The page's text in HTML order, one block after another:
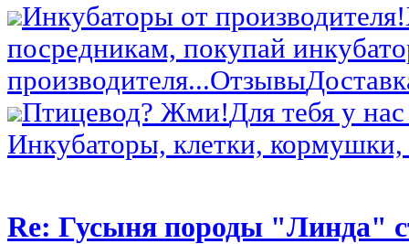
Инкубаторы от производителя!
посредникам, покупай
производителя...Отзывы
Птицевод? Жми!Для тебя у
Инкубаторы, клетки,
Re: Гусыня породы "Линда"